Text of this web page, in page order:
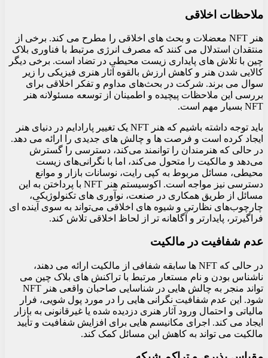
ملاحظات اخلاقی
هنر NFT معضلات و بحث های اخلاقی را مطرح می کند. برخی از
منتقدان استدلال می کنند که مصرف انرژی مرتبط با فناوری بلاک
چین با تلاش های پایداری زیست محیطی در تضاد است. برخی دیگر
کالایی شدن هنر و کاهش ارزش بالقوه آثار هنری فیزیکی را زیر
سوال می برند. شرکت در بحث‌های مداوم و تفکر اخلاقی برای
بررسی این ملاحظات پیچیده و اطمینان از توسعه مسئولانه هنر
NFT بسیار مهم است.
باید توجه داشته باشیم که هنر NFT یک تغییر پارادایم در دنیای هنر
ایجاد کرده است و فرصت ها و چالش های جدیدی را ارائه می دهد.
در حالی که هنرمندان را توانمند می‌کند، دسترسی را گسترش
می‌دهد و مالکیت را متحول می‌کند، اما با نگرانی‌های زیست‌
محیطی، مسائل مربوط به کپی رایت، نوسانات بازار و موانع
دسترسی نیز مواجه است. اکوسیستم هنر NFT با پرداختن به این
مسائل از طریق همکاری در صنعت، نوآوری‌ های تکنولوژیکی،
چارچوب‌های نظارتی و شیوه‌ های اخلاقی می‌تواند به سوی آینده‌ ای
فراگیرتر، پایدارتر و آگاهانه‌ تر از لحاظ اخلاقی تلاش کند.
عدم شفافیت در مالکیت
در حالی که NFT ها سابقه شفافی از مالکیت ارائه می دهند،
ناشناس بودن و نام مستعار مرتبط با تراکنش های بلاک چین می
تواند منجر به چالش هایی در شناسایی صاحبان واقعی هنر NFT
شود. این عدم شفافیت نگرانی هایی را در مورد پول شویی، فرار
مالیاتی و احتمال ورود آثار هنری دزدیده شده یا غیرقانونی به بازار
ایجاد می کند. اجرای مکانیسم هایی برای افزایش شفافیت و تأیید
مالکیت می تواند به کاهش این مسائل کمک کند.